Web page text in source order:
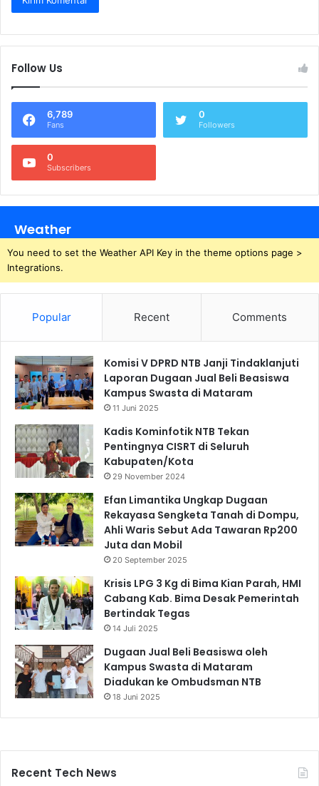
Follow Us
6,789
Fans
0
Followers
0
Subscribers
Weather
You need to set the Weather API Key in the theme options page >
Integrations.
Popular Recent Comments
Komisi V DPRD NTB Janji Tindaklanjuti
Laporan Dugaan Jual Beli Beasiswa
Kampus Swasta di Mataram
11 Juni 2025
Kadis Kominfotik NTB Tekan
Pentingnya CISRT di Seluruh
Kabupaten/Kota
29 November 2024
Efan Limantika Ungkap Dugaan
Rekayasa Sengketa Tanah di Dompu,
Ahli Waris Sebut Ada Tawaran Rp200
Juta dan Mobil
20 September 2025
Krisis LPG 3 Kg di Bima Kian Parah, HMI
Cabang Kab. Bima Desak Pemerintah
Bertindak Tegas
14 Juli 2025
Dugaan Jual Beli Beasiswa oleh
Kampus Swasta di Mataram
Diadukan ke Ombudsman NTB
18 Juni 2025
Recent Tech News